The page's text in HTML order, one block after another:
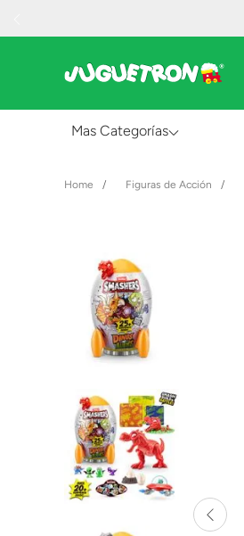
Mas Categorías
Creatividad y Arte
Figuras de Acción
Gadgets y Electrónicos
Lanzadores
Muñecas
Construcción
Figuras de Acción